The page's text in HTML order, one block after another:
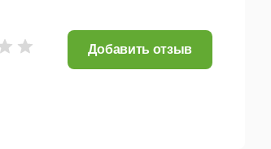
Добавить отзыв